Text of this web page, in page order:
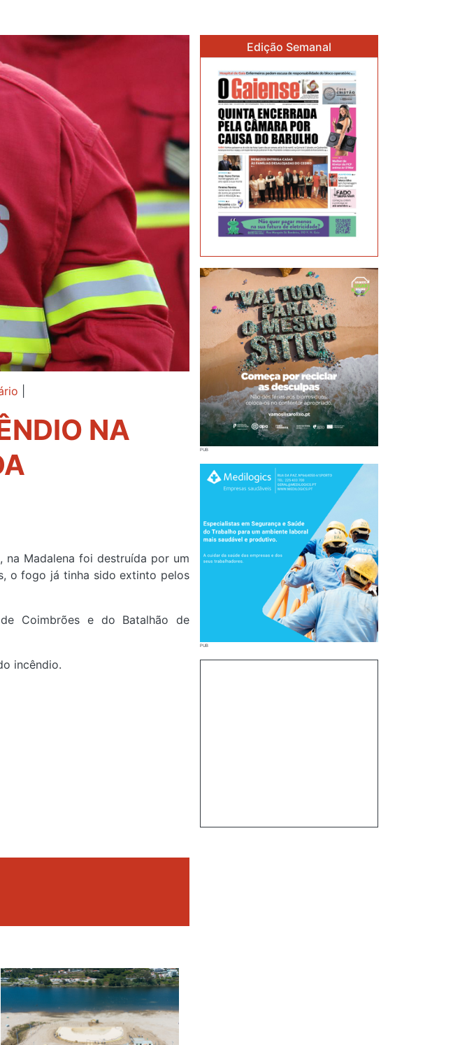
NA
na Madalena foi destruída por um
o fogo já tinha sido extinto pelos
Coimbrões e do Batalhão de
incêndio.
Edição Semanal